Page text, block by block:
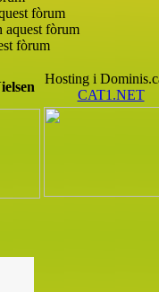
fòrum
aquest fòrum
fòrum
Hosting i
CAT1.NET